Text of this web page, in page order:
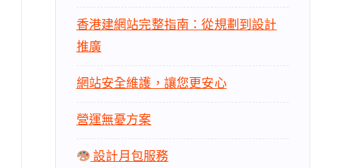
香港建網站完整指南：從規劃到設計
推廣
網站安全維護，讓您更安心
營運無憂方案
設計月包服務